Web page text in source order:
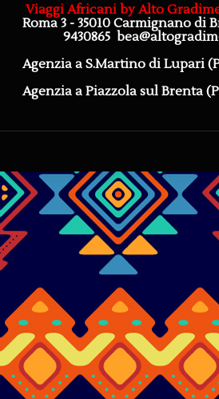
Viaggi Africani by Alto
Roma 3 - 35010 Carmignano di
9430865
Agenzia a S.Martino di Lupari
Agenzia a Piazzola sul Brenta